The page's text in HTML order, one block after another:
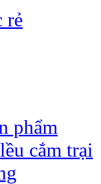
rẻ
phẩm
cắm trại